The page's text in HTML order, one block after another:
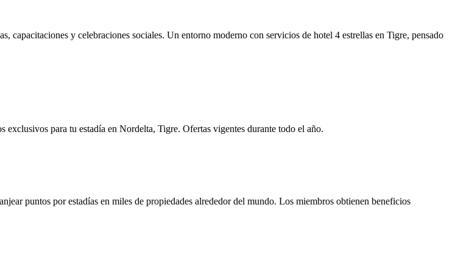
capacitaciones y celebraciones sociales. Un entorno moderno con servicios de hotel 4 estrellas en Tigre, pensado
para tu estadía en Nordelta, Tigre. Ofertas vigentes durante todo el año.
puntos por estadías en miles de propiedades alrededor del mundo. Los miembros obtienen beneficios